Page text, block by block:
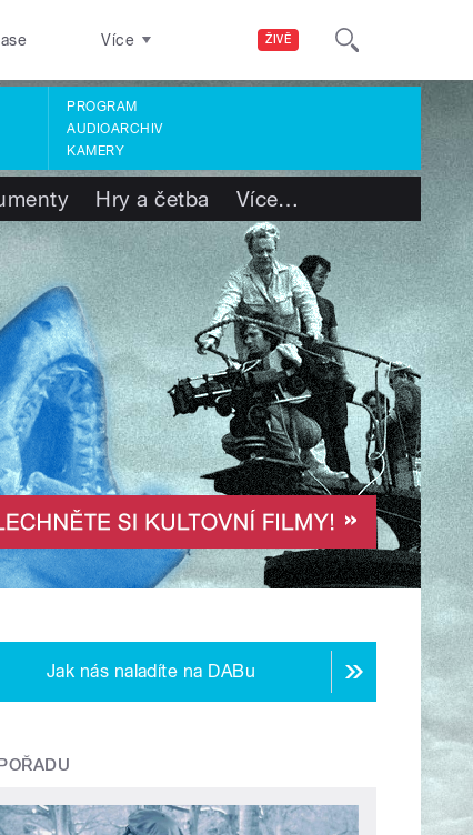
ŽIVĚ
Více
PROGRAM
AUDIOARCHIV
KAMERY
Hry a četba Více…
Jak nás naladíte na DABu